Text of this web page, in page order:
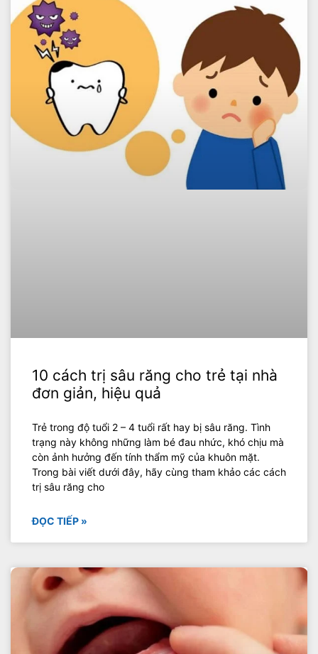
10 cách trị sâu răng cho trẻ tại nhà
đơn giản, hiệu quả
Trẻ trong độ tuổi 2 – 4 tuổi rất hay bị sâu răng. Tình
trạng này không những làm bé đau nhức, khó chịu mà
còn ảnh hưởng đến tính thẩm mỹ của khuôn mặt.
Trong bài viết dưới đây, hãy cùng tham khảo các cách
trị sâu răng cho
ĐỌC TIẾP »